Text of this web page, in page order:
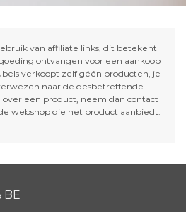
van affiliate links, dit betekent
ontvangen voor een aankoop
verkoopt zelf géén producten, je
naar de desbetreffende
een product, neem dan contact
webshop die het product aanbiedt.
BE